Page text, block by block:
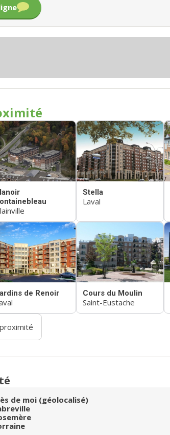
Stella
Laval
de Renoir Cours du Moulin
Saint-Eustache
de moi (géolocalisé)